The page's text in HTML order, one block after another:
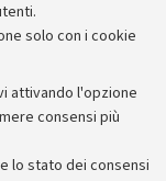
solo con i cookie
attivando l'opzione
consensi più
lo stato dei consensi